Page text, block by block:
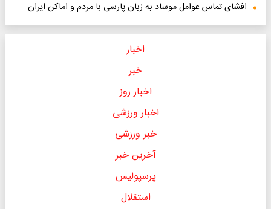
افشای تماس عوامل موساد به زبان پارسی با مردم و اماکن ایران
اخبار
خبر
اخبار روز
اخبار ورزشی
خبر ورزشی
آخرین خبر
پرسپولیس
استقلال